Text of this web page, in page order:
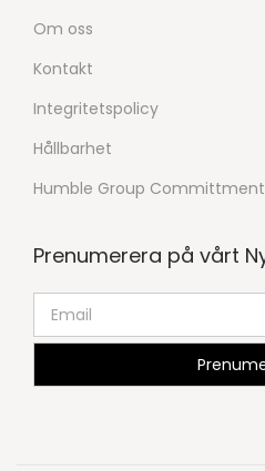
Om oss
Kontakt
Integritetspolicy
Hållbarhet
Humble Group
Prenumerera på vårt